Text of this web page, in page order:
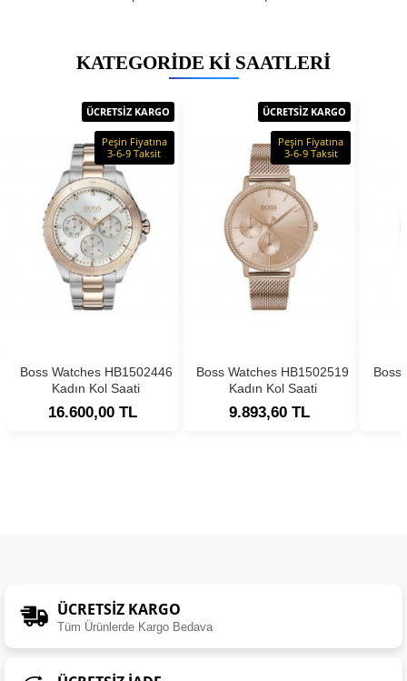
KATEGORIDE KI SAATLERI
ÜCRETSİZ KARGO
Peşin Fiyatına
3-6-9 Taksit
Boss Watches HB1502446
Kadın Kol Saati
16.600,00 TL
ÜCRETSİZ KARGO
Peşin Fiyatına
3-6-9 Taksit
Boss Watches HB1502519
Kadın Kol Saati
9.893,60 TL
Boss
ÜCRETSIZ KARGO
Tüm Ürünlerde Kargo Bedava